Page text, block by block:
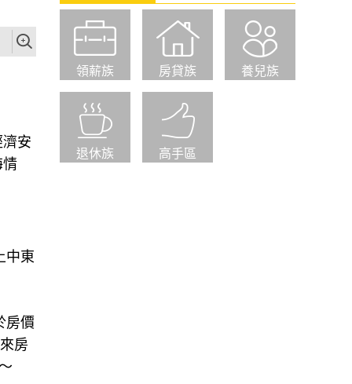
安
情
中東
房價
房
領薪族 房貸族 養兒族
退休族 高手區